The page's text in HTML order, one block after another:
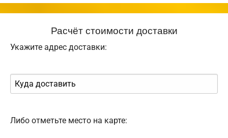
Расчёт стоимости доставки
Укажите адрес доставки:
Либо отметьте место на карте: